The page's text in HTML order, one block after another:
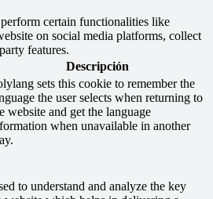
certain functionalities like
on social media platforms, collect
features.
Descripción
sets this cookie to remember the
the user selects when returning to
website and get the language
when unavailable in another
to understand and analyze the key